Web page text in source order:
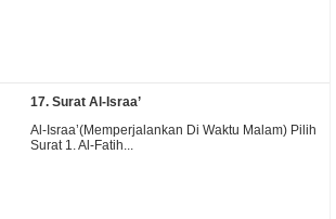
17. Surat Al-Israa’
Al-Israa’(Memperjalankan Di Waktu Malam) Pilih
Surat 1. Al-Fatih...